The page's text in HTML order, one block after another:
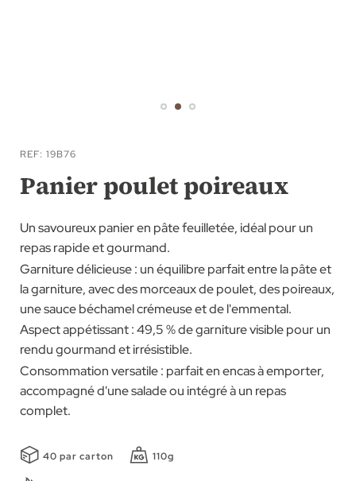
au
début
de
Galerie
d’images
REF 19B76
Panier poulet poireaux
Un savoureux panier en pâte feuilletée, idéal pour un
repas rapide et gourmand.
Garniture délicieuse : un équilibre parfait entre la pâte et
la garniture, avec des morceaux de poulet, des poireaux,
une sauce béchamel crémeuse et de l'emmental.
Aspect appétissant : 49,5 % de garniture visible pour un
rendu gourmand et irrésistible.
Consommation versatile : parfait en encas à emporter,
accompagné d'une salade ou intégré à un repas
complet.
40 par carton 110g